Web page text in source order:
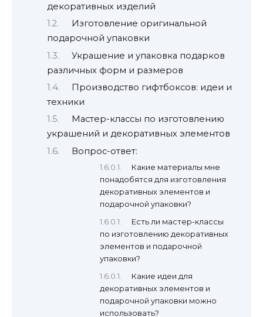
декоративных изделий
Изготовление оригинальной
подарочной упаковки
Украшение и упаковка подарков
различных форм и размеров
Производство гифтбоксов: идеи и
техники
Мастер-классы по изготовлению
украшений и декоративных элементов
Вопрос-ответ:
Какие материалы мне
понадобятся для изготовления
декоративных элементов и
подарочной упаковки?
Есть ли мастер-классы
по изготовлению декоративных
элементов и подарочной
упаковки?
Какие идеи для
декоративных элементов и
подарочной упаковки можно
использовать?